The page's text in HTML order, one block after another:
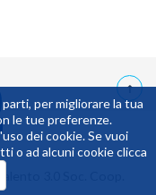
3.0 Soc. Coop.
per migliorare la tua
le tue preferenze.
dei cookie. Se vuoi
o ad alcuni cookie clicca
6,960938